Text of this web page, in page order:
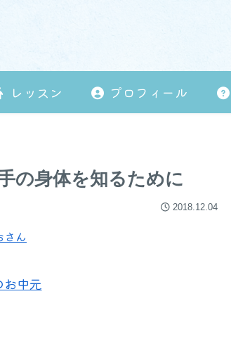
レッスン プロフィール
の身体を知るために
2018.12.04
ん
中元